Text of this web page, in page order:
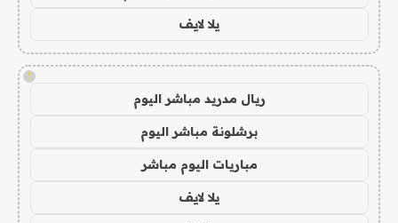
يلا لايف
!
ريال مدريد مباشر اليوم
برشلونة مباشر اليوم
مباريات اليوم مباشر
يلا لايف